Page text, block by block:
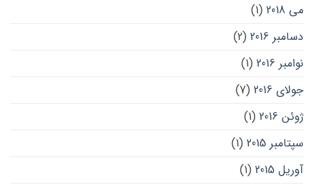
می 2018
(1)
دسامبر 2016
(2)
نوامبر 2016
(1)
جولای 2016
(7)
ژوئن 2016
(1)
سپتامبر 2015
(1)
آوریل 2015
(1)